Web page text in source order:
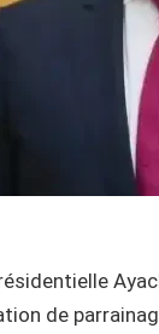
de